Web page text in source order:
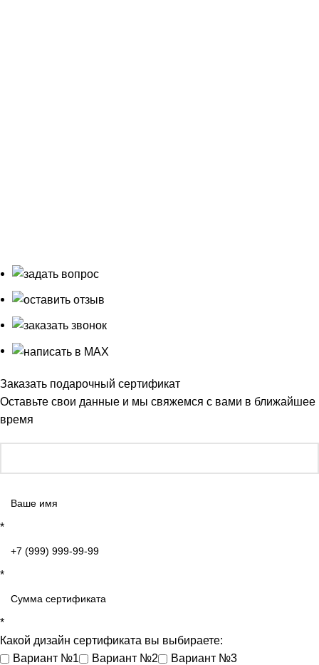
Заказать подарочный сертификат
Оставьте свои данные и мы свяжемся с вами в ближайшее
время
*
*
*
Какой дизайн сертификата вы выбираете:
Вариант №1
Вариант №2
Вариант №3